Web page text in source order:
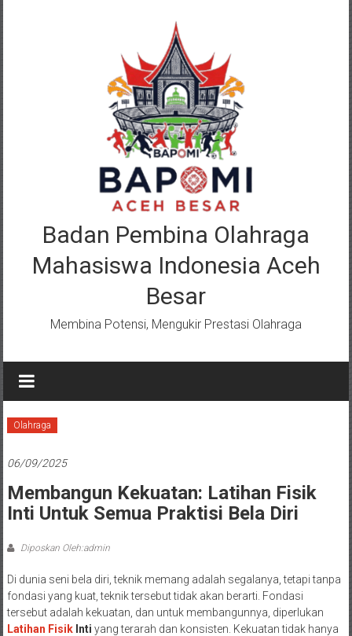
Badan Pembina Olahraga
Mahasiswa Indonesia Aceh
Besar
Membina Potensi, Mengukir Prestasi Olahraga
Olahraga
06/09/2025
Membangun Kekuatan: Latihan Fisik
Inti Untuk Semua Praktisi Bela Diri
Diposkan Oleh:admin
Di dunia seni bela diri, teknik memang adalah segalanya, tetapi tanpa
fondasi yang kuat, teknik tersebut tidak akan berarti. Fondasi
tersebut adalah kekuatan, dan untuk membangunnya, diperlukan
Latihan FisikInti yang terarah dan konsisten. Kekuatan tidak hanya